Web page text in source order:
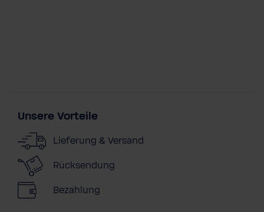
Unsere Vorteile
Lieferung & Versand
Rücksendung
Bezahlung